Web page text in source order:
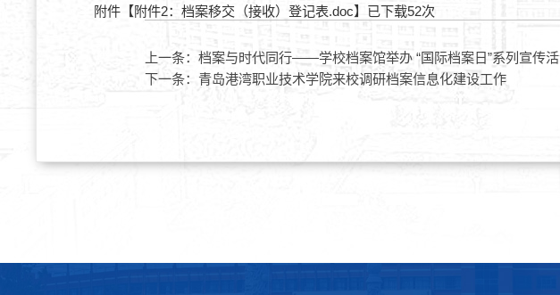
附件【附件2：档案移交（接收）登记表.doc】已下载52次
上一条： 档案与时代同行——学校档案馆举办 “国际档案日”系列宣传
下一条： 青岛港湾职业技术学院来校调研档案信息化建设工作